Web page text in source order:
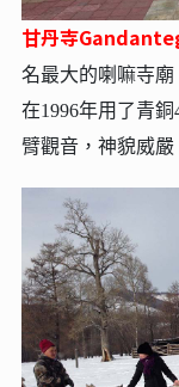
甘丹寺
名最大的喇嘛寺
在1996年用了青
臂觀音，神貌威嚴